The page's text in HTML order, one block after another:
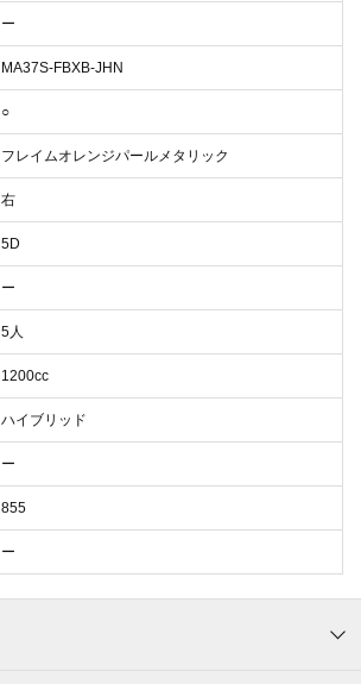
ー
MA37S-FBXB-JHN
○
フレイムオレンジパールメタリック
右
5D
ー
5人
1200cc
ハイブリッド
ー
855
ー